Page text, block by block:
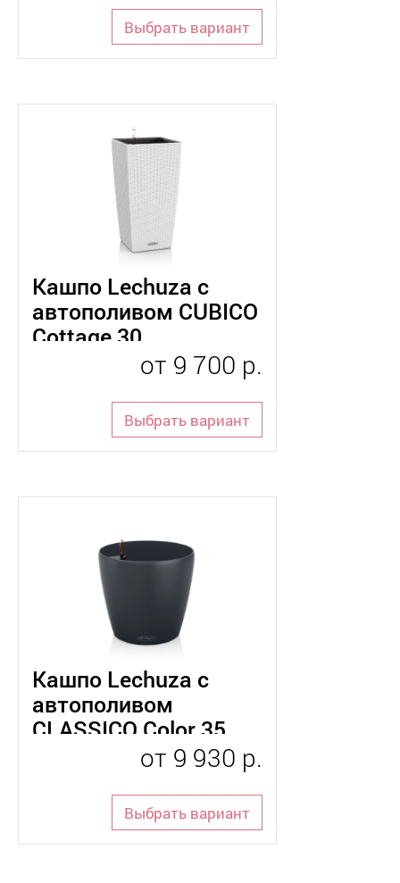
Выбрать вариант
Кашпо Lechuza с
автополивом CUBICO
Cottage 30
от 9 700 р.
Выбрать вариант
Кашпо Lechuza с
автополивом
CLASSICO Color 35
от 9 930 р.
Выбрать вариант